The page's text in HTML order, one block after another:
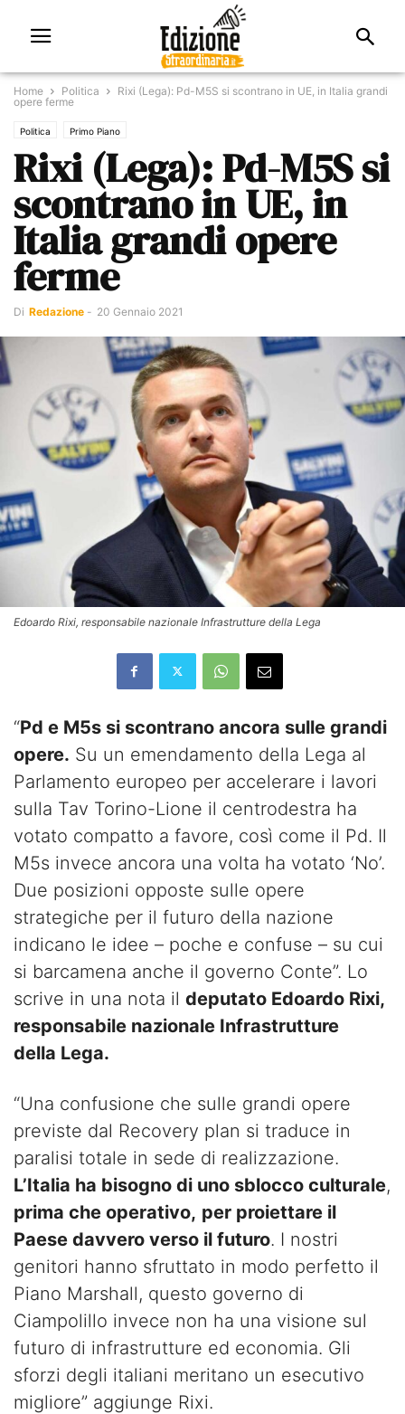
Home Politica
Rixi (Lega): Pd-M5S si scontrano in UE, in Italia grandi
opere ferme
Politica Primo Piano
Rixi (Lega): Pd-M5S si
scontrano in UE, in
Italia grandi opere
ferme
Di Redazione - 20 Gennaio 2021
Edoardo Rixi, responsabile nazionale Infrastrutture della Lega
“Pd e M5s si scontrano ancora sulle grandi
opere. Su un emendamento della Lega al
Parlamento europeo per accelerare i lavori
sulla Tav Torino-Lione il centrodestra ha
votato compatto a favore, così come il Pd. Il
M5s invece ancora una volta ha votato ‘No’.
Due posizioni opposte sulle opere
strategiche per il futuro della nazione
indicano le idee – poche e confuse – su cui
si barcamena anche il governo Conte”. Lo
scrive in una nota il deputato Edoardo Rixi,
responsabile nazionale Infrastrutture
della Lega.
“Una confusione che sulle grandi opere
previste dal Recovery plan si traduce in
paralisi totale in sede di realizzazione.
L’Italia ha bisogno di uno sblocco culturale,
prima che operativo, per proiettare il
Paese davvero verso il futuro. I nostri
genitori hanno sfruttato in modo perfetto il
Piano Marshall, questo governo di
Ciampolillo invece non ha una visione sul
futuro di infrastrutture ed economia. Gli
sforzi degli italiani meritano un esecutivo
migliore” aggiunge Rixi.